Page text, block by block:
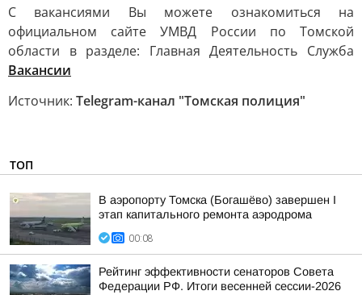
С вакансиями Вы можете ознакомиться на
официальном сайте УМВД России по Томской
области в разделе: Главная Деятельность Служба
Вакансии
Источник: Telegram-канал "Томская полиция"
ТОП
В аэропорту Томска (Богашёво) завершен I
этап капитального ремонта аэродрома
00:08
Рейтинг эффективности сенаторов Совета
Федерации РФ. Итоги весенней сессии-2026